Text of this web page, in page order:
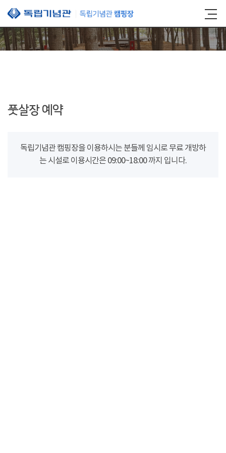
본문 바로가기
풋살장 예약
독립기념관 캠핑장을 이용하시는 분들께 임시로 무료 개방하
는 시설로 이용시간은 09:00~18:00 까지 입니다.